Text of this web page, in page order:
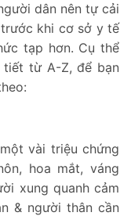
dân nên tự cải
khi cơ sở y tế
tạp hơn. Cụ thể
từ A-Z, để bạn
vài triệu chứng
hoa mắt, váng
xung quanh cảm
& người thân cần